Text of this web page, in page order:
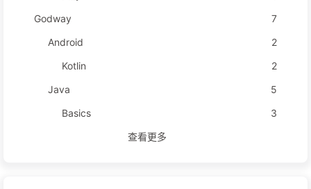
Godway
7
Android
2
Kotlin
2
Java
5
Basics
3
查看更多